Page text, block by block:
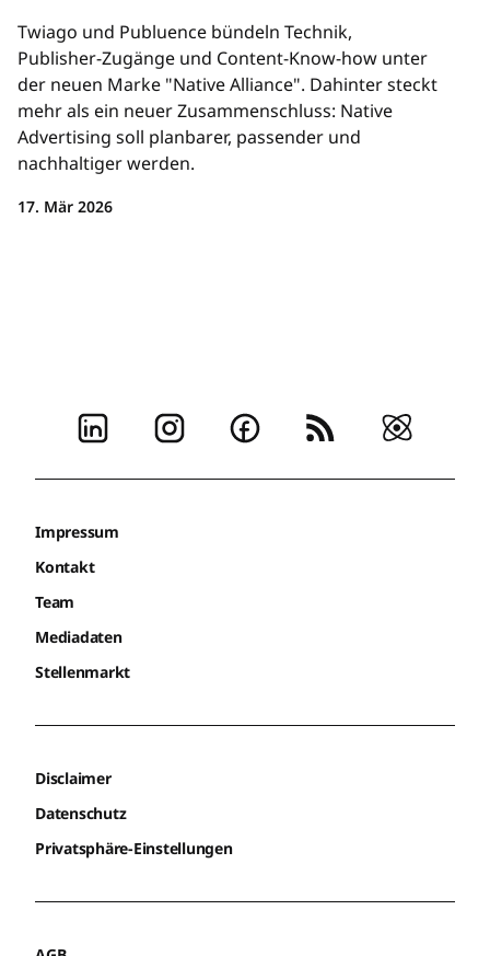
Twiago und Publuence bündeln Technik,
Publisher-Zugänge und Content-Know-how unter
der neuen Marke "Native Alliance". Dahinter steckt
mehr als ein neuer Zusammenschluss: Native
Advertising soll planbarer, passender und
nachhaltiger werden.
17. Mär 2026
Impressum
Kontakt
Team
Mediadaten
Stellenmarkt
Disclaimer
Datenschutz
Privatsphäre-Einstellungen